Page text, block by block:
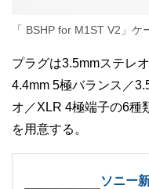
「 BSHP for M1ST V2」ケ
プラグは3.5mmステレ
4.4mm 5極バランス／
オ／XLR 4極端子の6種
を用意する。
ソニー